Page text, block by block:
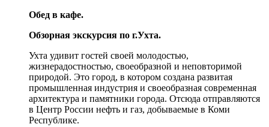
Обед в кафе.
Обзорная экскурсия по г.Ухта.
Ухта удивит гостей своей молодостью,
жизнерадостностью, своеобразной и неповторимой
природой. Это город, в котором создана развитая
промышленная индустрия и своеобразная современная
архитектура и памятники города. Отсюда отправляются
в Центр России нефть и газ, добываемые в Коми
Республике.